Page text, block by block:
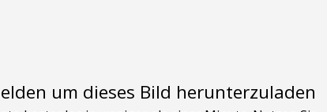
um dieses Bild herunterzuladen